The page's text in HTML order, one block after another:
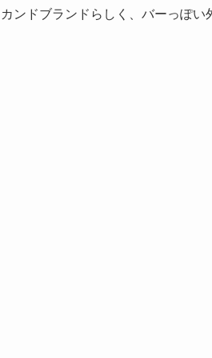
ンドブランドらしく、バーっぽい